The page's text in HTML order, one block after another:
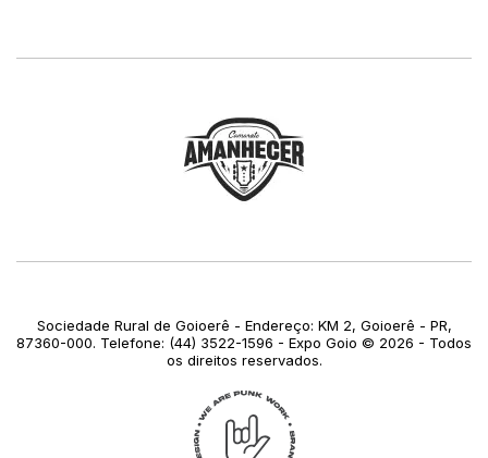
Sociedade Rural de Goioerê - Endereço: KM 2, Goioerê - PR,
87360-000. Telefone: (44) 3522-1596 - Expo Goio © 2026 - Todos
os direitos reservados.